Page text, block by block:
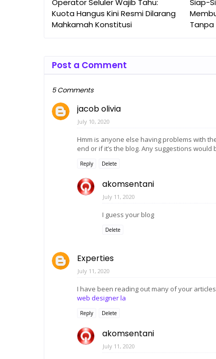
Operator Seluler Wajib Tahu:
Kuota Hangus Kini Resmi Dilarang
Mahkamah Konstitusi
Siap-
Tanpa
Post a Comment
5 Comments
jacob olivia
July 10, 2020
Hmm is anyone else having problems with
end or if it’s the blog. Any suggestions
Reply Delete
akomsentani
July 11, 2020
I guess your blog
Delete
Experties
July 11, 2020
I have been reading out many of your
web designer la
Reply Delete
akomsentani
July 11, 2020